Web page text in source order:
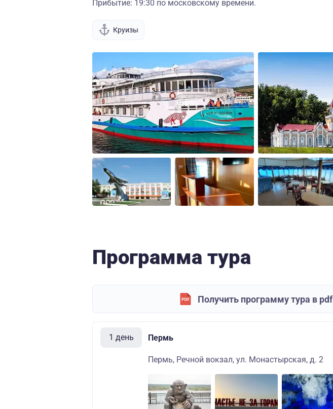
Прибытие: 19:30 по московскому времени.
Круизы
Программа тура
Получить программу тура в pdf
1 день Пермь
Пермь, Речной вокзал, ул. Монастырская, д. 2